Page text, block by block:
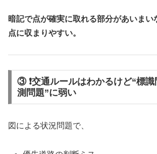
暗記で点が確実に取れる部分があいまい
点に収まりやすい。
③ ❗交通ルールはわかるけど“標
測問題”に弱い
図による状況問題で、